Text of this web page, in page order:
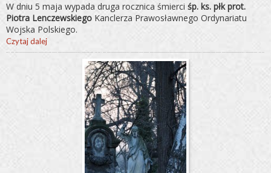
W dniu 5 maja wypada druga rocznica śmierci śp. ks. płk prot.
Piotra Lenczewskiego Kanclerza Prawosławnego Ordynariatu
Wojska Polskiego.
Czytaj dalej